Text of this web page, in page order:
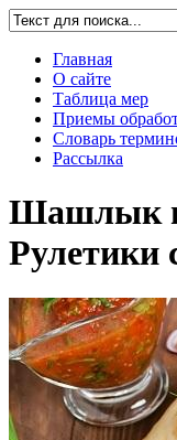
Главная
О сайте
Таблица мер
Приемы
Словарь
Рассылка
Шашлык
Рулетики